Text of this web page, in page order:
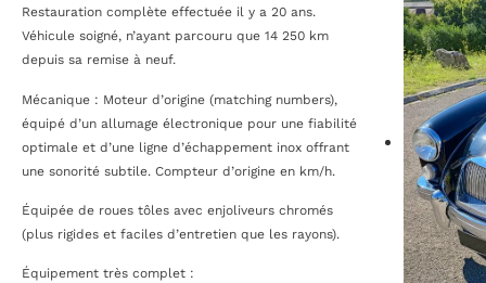
Restauration complète effectuée il y a 20 ans.
Véhicule soigné, n’ayant parcouru que 14 250 km
depuis sa remise à neuf.
Mécanique : Moteur d’origine (matching numbers),
équipé d’un allumage électronique pour une fiabilité
optimale et d’une ligne d’échappement inox offrant
une sonorité subtile. Compteur d’origine en km/h.
Équipée de roues tôles avec enjoliveurs chromés
(plus rigides et faciles d’entretien que les rayons).
Équipement très complet :